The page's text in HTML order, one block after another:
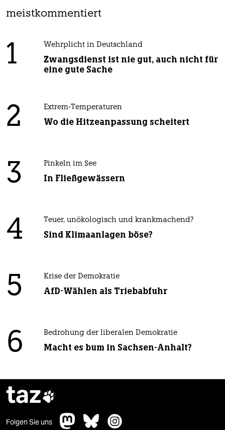
meistkommentiert
1 Wehrplicht in Deutschland
Zwangsdienst ist nie gut, auch nicht für
eine gute Sache
2 Extrem-Temperaturen
Wo die Hitzeanpassung scheitert
3 Pinkeln im See
In Fließgewässern
4 Teuer, unökologisch und krankmachend?
Sind Klimaanlagen böse?
5 Krise der Demokratie
AfD-Wählen als Triebabfuhr
6 Bedrohung der liberalen Demokratie
Macht es bum in Sachsen-Anhalt?
taz
Folgen Sie uns